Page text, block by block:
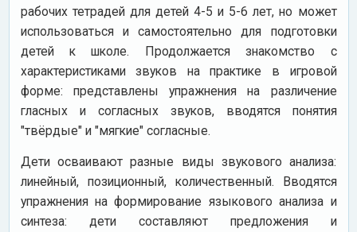
рабочих тетрадей для детей 4-5 и 5-6 лет, но может
использоваться и самостоятельно для подготовки
детей к школе. Продолжается знакомство с
характеристиками звуков на практике в игровой
форме: представлены упражнения на различение
гласных и согласных звуков, вводятся понятия
"твёрдые" и "мягкие" согласные.
Дети осваивают разные виды звукового анализа:
линейный, позиционный, количественный. Вводятся
упражнения на формирование языкового анализа и
синтеза: дети составляют предложения и